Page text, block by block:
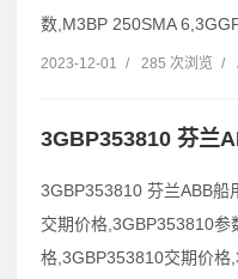
数,M3BP 250SMA
2023-12-01 / 285 次浏览 /
3GBP353810 芬兰
3GBP353810 芬兰ABB
交期价格,3GBP353810
格,3GBP353810交期价格